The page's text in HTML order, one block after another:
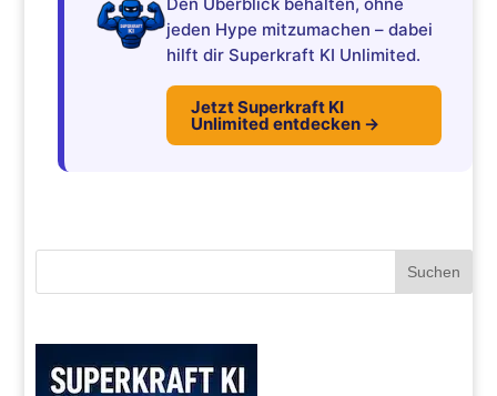
jeden Hype mitzumachen – dabei
hilft dir Superkraft KI Unlimited.
Jetzt Superkraft KI
Unlimited entdecken →